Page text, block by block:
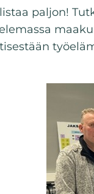
paljon!